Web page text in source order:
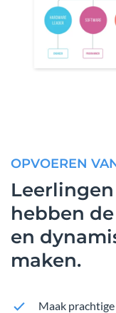
OPVOEREN
hebben
en
maken.
Maak prachtige